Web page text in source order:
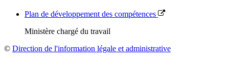
Plan de développement des compétences
Ministère chargé du travail
© Direction de l'information légale et administrative